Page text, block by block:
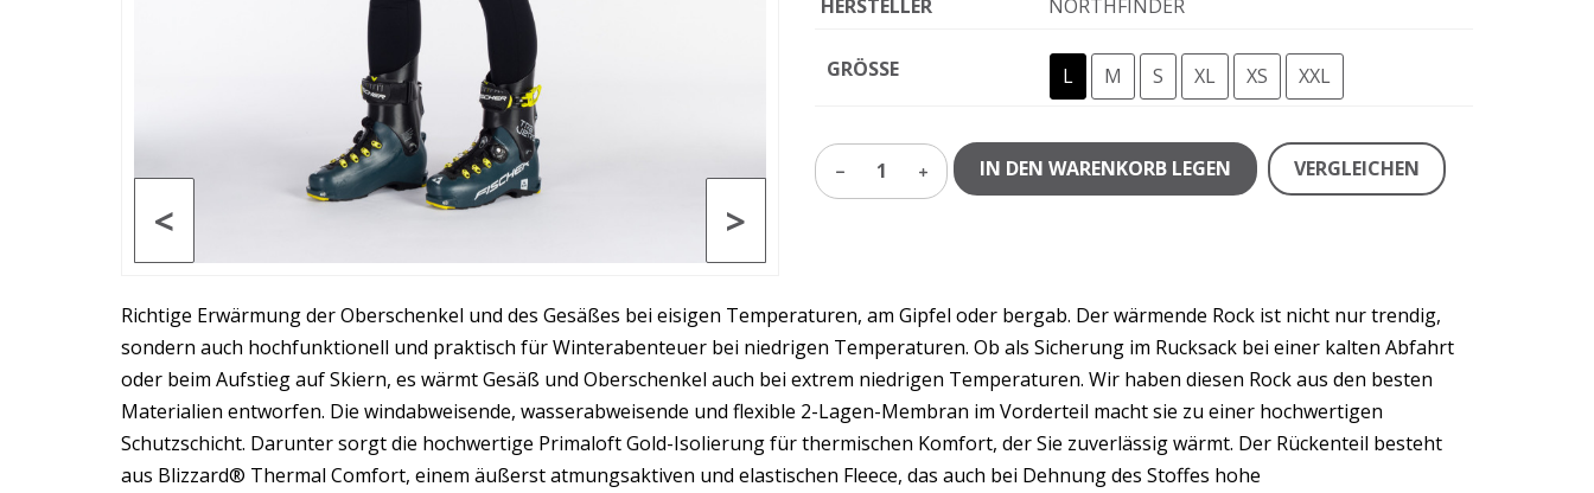
>
<
HERSTELLER NORTHFINDER
GRÖSSE L M S XL XS XXL
1 IN DEN WARENKORB LEGEN VERGLEICHEN
Richtige Erwärmung der Oberschenkel und des Gesäßes bei eisigen Temperaturen, am Gipfel oder bergab. Der wärmende Rock ist nicht nur trendig,
sondern auch hochfunktionell und praktisch für Winterabenteuer bei niedrigen Temperaturen. Ob als Sicherung im Rucksack bei einer kalten Abfahrt
oder beim Aufstieg auf Skiern, es wärmt Gesäß und Oberschenkel auch bei extrem niedrigen Temperaturen. Wir haben diesen Rock aus den besten
Materialien entworfen. Die windabweisende, wasserabweisende und flexible 2-Lagen-Membran im Vorderteil macht sie zu einer hochwertigen
Schutzschicht. Darunter sorgt die hochwertige Primaloft Gold-Isolierung für thermischen Komfort, der Sie zuverlässig wärmt. Der Rückenteil besteht
aus Blizzard® Thermal Comfort, einem äußerst atmungsaktiven und elastischen Fleece, das auch bei Dehnung des Stoffes hohe